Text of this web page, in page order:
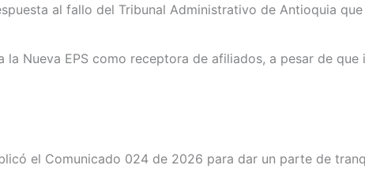
al fallo del Tribunal Administrativo de Antioquia
Nueva EPS como receptora de afiliados, a pesar de que
el Comunicado 024 de 2026 para dar un parte de